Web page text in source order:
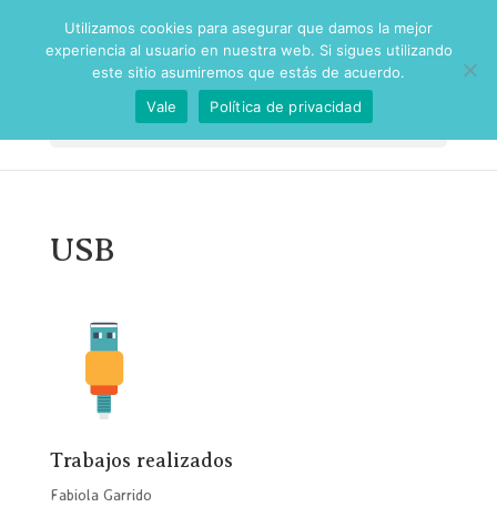
Seleccionar página
USB
Trabajos realizados
Fabiola Garrido
Utilizamos cookies para asegurar que damos la mejor
experiencia al usuario en nuestra web. Si sigues utilizando
este sitio asumiremos que estás de acuerdo.
Vale
Política de privacidad